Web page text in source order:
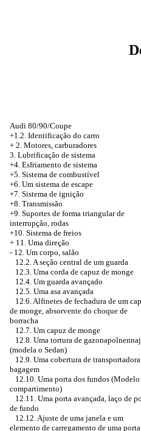
Audi 80/90/Coupe
+1.2. Identificação do carro
+ 2. Motores, carburadores
3. Lubrificação de sistema
+4. Esfriamento de sistema
+5. Sistema de combustível
+6. Um sistema de escape
+7. Sistema de ignição
+8. Transmissão
+9. Suportes de forma triangular de
interrupção, rodas
+10. Sistema de freios
+ 11. Uma direção
- 12. Um corpo, salão
12.2. A seção central de um guarda
12.3. Uma corda de capuz de monge
12.4. Um guarda avançado
12.5. Uma asa avançada
12.6. Alfinetes de fechadura de um
de monge, absorvente do choque de
borracha
12.7. Um capuz de monge
12.8. Uma tortura de
(modela o Sedan)
12.9. Uma cobertura de
bagagem
12.10. Uma porta dos fundos (Modelo
compartimento)
12.11. Uma porta avançada, laço de
de fundo
12.12. Ajuste de uma janela e um
elemento de carregamento de uma porta